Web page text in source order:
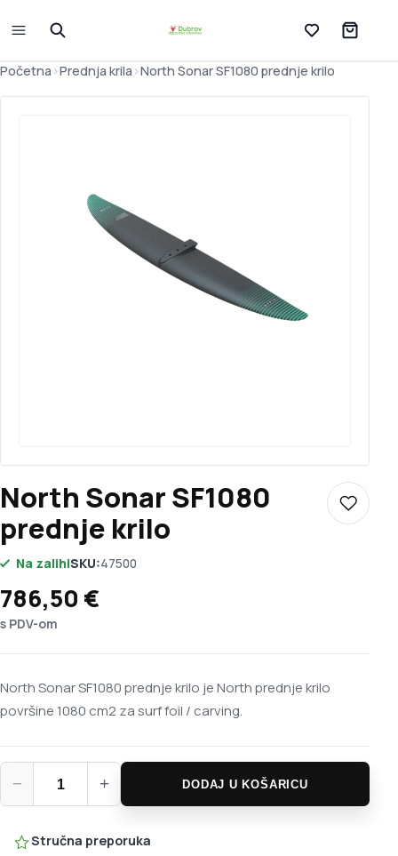
Lista želja
Početna >Prednja krila >North Sonar SF1080 prednje krilo
North Sonar SF1080
prednje krilo
Dodaj
Na zalihiSKU:47500
786,50 €
s PDV-om
North Sonar SF1080 prednje krilo je North prednje krilo
površine 1080 cm2 za surf foil / carving.
−
North Sonar SF1080 prednje krilo količina
+ DODAJ U KOŠARICU
Stručna preporuka